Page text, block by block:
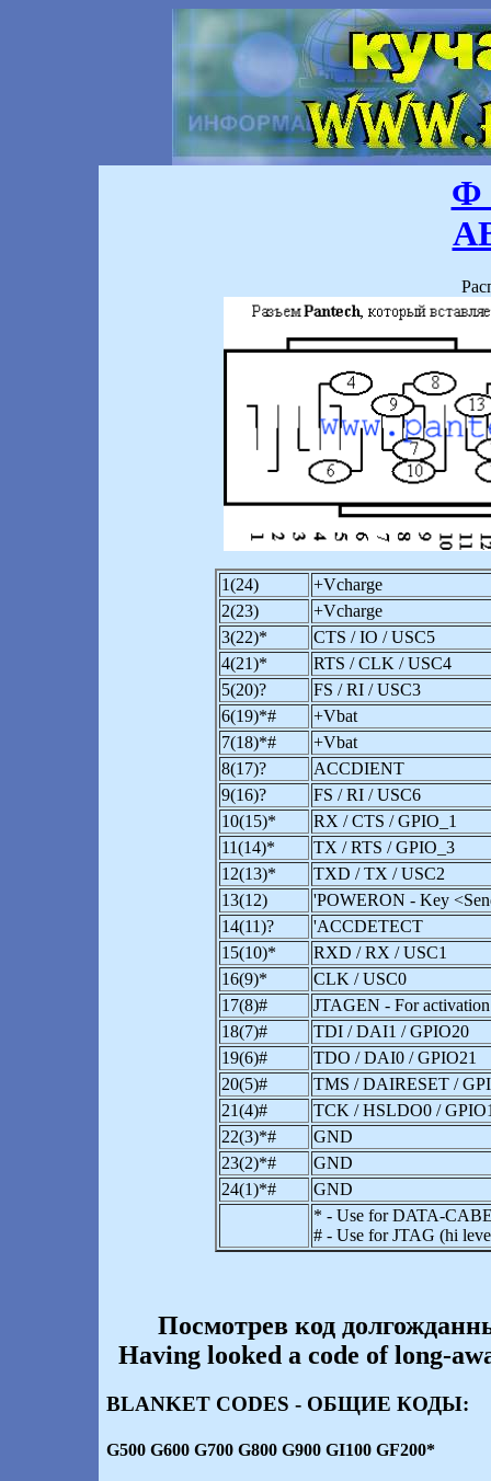
Ф
1(24)
+Vcharge
2(23)
+Vcharge
3(22)*
CTS / IO / USC5
4(21)*
RTS / CLK / USC4
5(20)?
FS / RI / USC3
6(19)*#
+Vbat
7(18)*#
+Vbat
8(17)?
ACCDIENT
9(16)?
FS / RI / USC6
10(15)*
RX / CTS / GPIO_1
11(14)*
TX / RTS / GPIO_3
12(13)*
TXD / TX / USC2
13(12)
'POWERON - Key
14(11)?
'ACCDETECT
15(10)*
RXD / RX / USC1
16(9)*
CLK / USC0
17(8)#
JTAGEN - For
18(7)#
TDI / DAI1 / GPIO20
19(6)#
TDO / DAI0 / GPIO21
20(5)#
TMS / DAIRESET /
21(4)#
TCK / HSLDO0 /
22(3)*#
GND
23(2)*#
GND
24(1)*#
GND
* - Use for DATA-
# - Use for JTAG (hi
Посмотрев код
Having looked a code of long-
BLANKET CODES - ОБЩИЕ КОДЫ:
G500 G600 G700 G800 G900 GI100 GF200*